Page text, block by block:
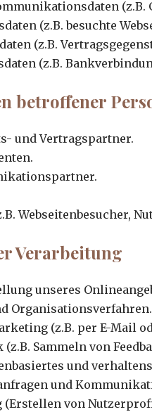
(z.B.
(z.B. besuchte
(z.B.
(z.B.
betroffener
und Vertragspartner.
Webseitenbesucher,
Verarbeitung
unseres
Organisationsverfahren.
(z.B. per E-Mail
(z.B. Sammeln von
und
und
von